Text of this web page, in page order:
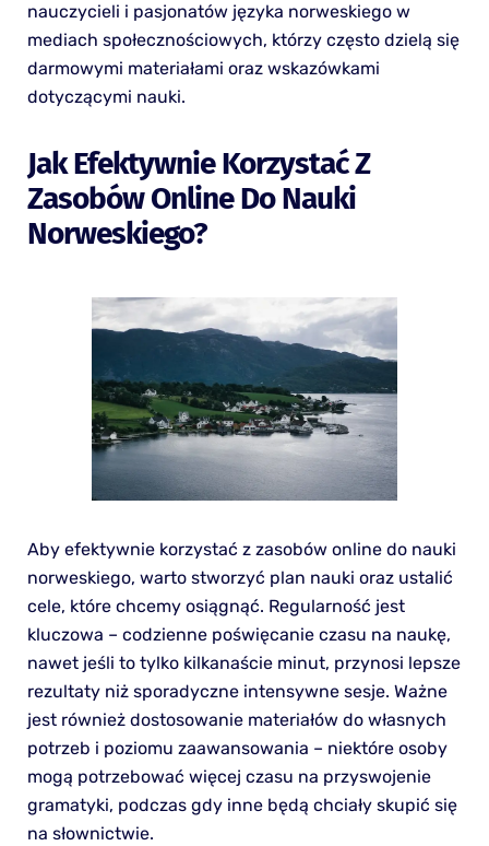
nauczycieli i pasjonatów języka norweskiego w
mediach społecznościowych, którzy często dzielą się
darmowymi materiałami oraz wskazówkami
dotyczącymi nauki.
Jak Efektywnie Korzystać Z
Zasobów Online Do Nauki
Norweskiego?
Aby efektywnie korzystać z zasobów online do nauki
norweskiego, warto stworzyć plan nauki oraz ustalić
cele, które chcemy osiągnąć. Regularność jest
kluczowa – codzienne poświęcanie czasu na naukę,
nawet jeśli to tylko kilkanaście minut, przynosi lepsze
rezultaty niż sporadyczne intensywne sesje. Ważne
jest również dostosowanie materiałów do własnych
potrzeb i poziomu zaawansowania – niektóre osoby
mogą potrzebować więcej czasu na przyswojenie
gramatyki, podczas gdy inne będą chciały skupić się
na słownictwie.